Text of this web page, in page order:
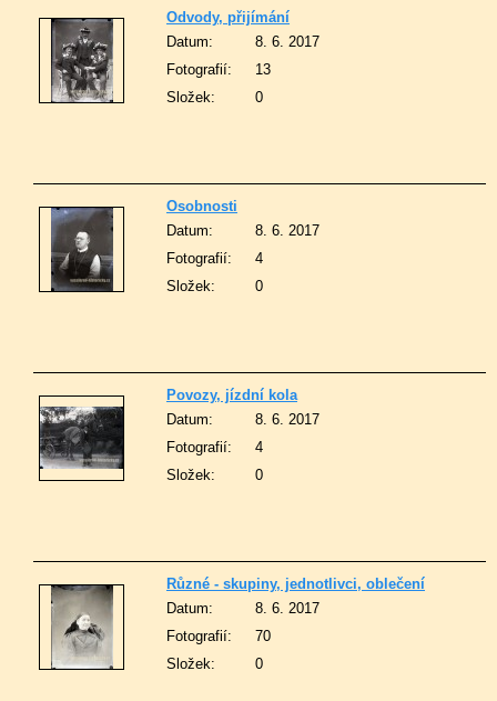
Odvody, přijímání
Datum:
8. 6. 2017
Fotografií:
13
Složek:
0
Osobnosti
Datum:
8. 6. 2017
Fotografií:
4
Složek:
0
Povozy, jízdní kola
Datum:
8. 6. 2017
Fotografií:
4
Složek:
0
Různé - skupiny, jednotlivci, oblečení
Datum:
8. 6. 2017
Fotografií:
70
Složek:
0